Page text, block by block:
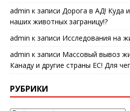
admin к записи Дорога в АД! Куда
наших животных заграницу!?
admin к записи Исследования на
admin к записи Массовый вывоз
Канаду и другие страны ЕС! Для
РУБРИКИ